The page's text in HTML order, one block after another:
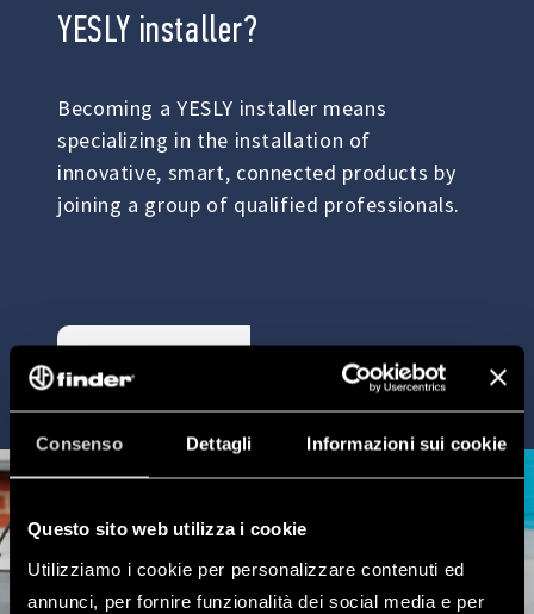
Consenso Dettagli Informazioni sui cookie
Questo sito web utilizza i cookie
Utilizziamo i cookie per personalizzare contenuti ed
annunci, per fornire funzionalità dei social media e per
YESLY installer?
Becoming a YESLY installer means
specializing in the installation of
innovative, smart, connected products by
joining a group of qualified professionals.